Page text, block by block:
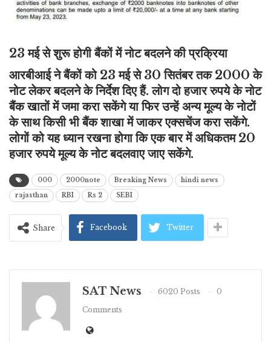
23 मई से शुरू होगी बैंकों में नोट बदलने की प्रक्रिया
आरबीआई ने बैंकों को 23 मई से 30 सितंबर तक 2000 के
नोट लेकर बदलने के निर्देश दिए हैं. लोग दो हजार रुपये के नोट
बैंक खातों में जमा करा सकेंगे या फिर उन्हें अन्य मूल्य के नोटों
के साथ किसी भी बैंक शाखा में जाकर एक्सचेंज करा सकेंगे.
लोगों को यह ध्यान रखना होगा कि एक बार में अधिकतम 20
हजार रुपये मूल्य के नोट बदलवाए जाए सकेंगे.
000 2000note Breaking News
hindi news
rajasthan
RBI Rs 2 SEBI
Share Facebook Twitter
SAT News 6020 Posts
0
Comments